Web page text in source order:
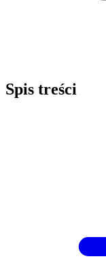
Spis treści